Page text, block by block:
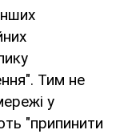
Тим не
у
"припинити